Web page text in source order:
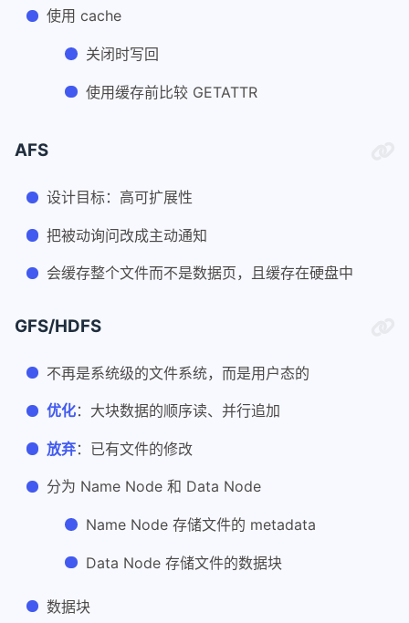
使用 cache
关闭时写回
使用缓存前比较 GETATTR
AFS
设计目标：高可扩展性
把被动询问改成主动通知
会缓存整个文件而不是数据页，且缓存在硬盘中
GFS/HDFS
不再是系统级的文件系统，而是用户态的
优化：大块数据的顺序读、并行追加
放弃：已有文件的修改
分为 Name Node 和 Data Node
Name Node 存储文件的 metadata
Data Node 存储文件的数据块
数据块